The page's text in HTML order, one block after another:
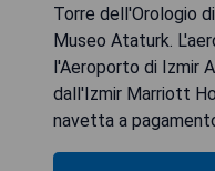
Torre dell'Orologio
Museo Ataturk.
l'Aeroporto di Izmir
dall'Izmir Marriott
navetta a